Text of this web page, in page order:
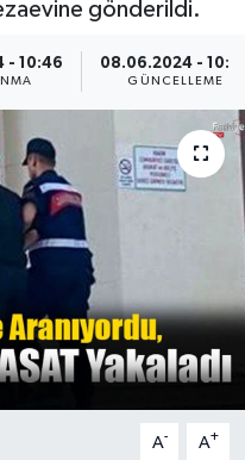
gönderildi.
- 10:46 08.06.2024 -
GÜNCELLEME
A- A+